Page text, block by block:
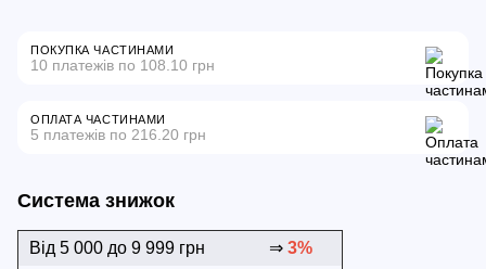
ПОКУПКА ЧАСТИНАМИ
10 платежів по 108.10 грн
ОПЛАТА ЧАСТИНАМИ
5 платежів по 216.20 грн
Система знижок
Від 5 000 до 9 999 грн ⇒ 3%